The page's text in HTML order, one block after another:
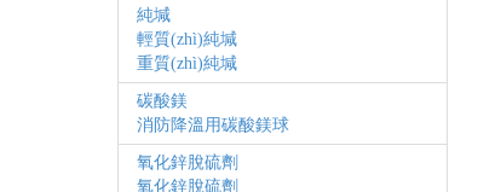
純堿
輕質(zhì)純堿
重質(zhì)純堿
碳酸鎂
消防降溫用碳酸鎂球
氧化鋅脫硫劑
氧化鋅脫硫劑